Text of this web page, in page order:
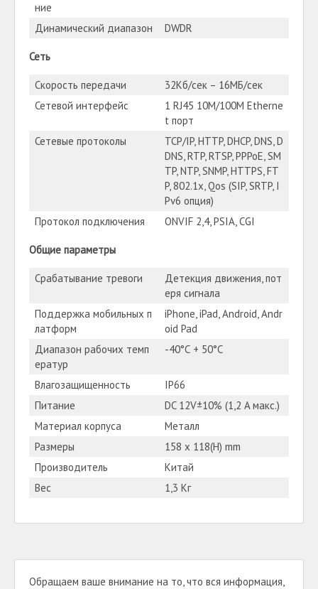
ние
Динамический диапазон DWDR
Сеть
Скорость передачи
32Кб/сек – 16МБ/сек
Сетевой интерфейс
1 RJ45 10М/100М Etherne
t порт
Сетевые протоколы
TCP/IP, HTTP, DHCP, DNS, D
DNS, RTP, RTSP, PPPoE, SM
TP, NTP, SNMP, HTTPS, FT
P, 802.1x, Qos (SIP, SRTP, I
Pv6 опция)
Протокол подключения
ONVIF 2,4, PSIA, CGI
Общие параметры
Срабатывание тревоги
Детекция движения, пот
еря сигнала
Поддержка мобильных п
латформ
iPhone, iPad, Android, Andr
oid Pad
Диапазон рабочих темп
ератур
-40°С + 50°С
Влагозащищенность
IP66
Питание
DC 12V±10% (1,2 A макс.)
Материал корпуса
Металл
Размеры
158 x 118(H) mm
Производитель
Китай
Вес
1,3 Кг
Обращаем ваше внимание на то, что вся информация,